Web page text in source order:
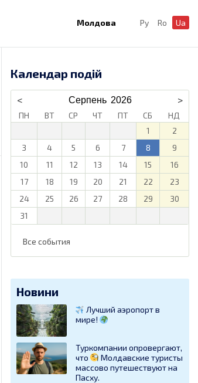
Молдова Ру Ro Ua
Календар подій
ПН ВТ СР ЧТ ПТ СБ
НД
1
2
3
4 5 6 7 8
9
10
11 12 13 14 15
16
17
18 19 20 21 22
23
24
25 26 27 28 29
30
31
Все события
Новини
Лучший аэропорт в
мире!
Туркомпании опровергают,
что
Молдавские туристы
массово путешествуют на
Пасху.